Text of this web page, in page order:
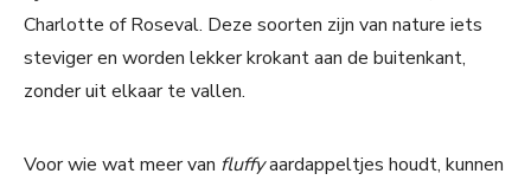
Charlotte of Roseval. Deze soorten zijn van nature iets
steviger en worden lekker krokant aan de buitenkant,
zonder uit elkaar te vallen.
Voor wie wat meer van fluffyaardappeltjes houdt, kunnen